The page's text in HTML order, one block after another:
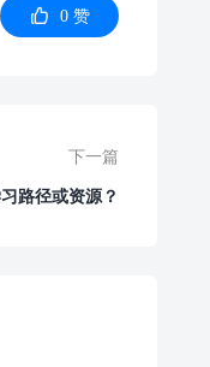
 0 赞
下一篇
路径或资源？